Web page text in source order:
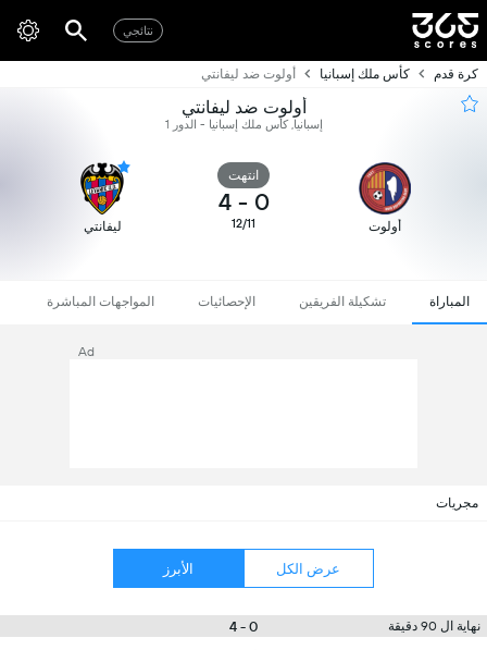
نتائجي
كرة قدم كأس ملك إسبانيا أولوت ضد ليفانتي
أولوت ضد ليفانتي
إسبانيا, كأس ملك إسبانيا - الدور 1
أولوت
انتهت
0
-
4
12/11 ليفانتي
المباراة تشكيلة الفريقين الإحصائيات المواجهات المباشرة
Ad
مجريات
عرض الكل الأبرز
نهاية ال 90 دقيقة 0 - 4